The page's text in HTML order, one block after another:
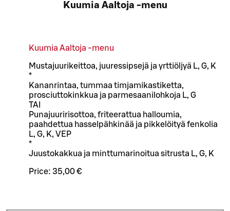
Kuumia Aaltoja -menu
Kuumia Aaltoja -menu
Mustajuurikeittoa, juuressipsejä ja yrttiöljyä L, G, K
*
Kananrintaa, tummaa timjamikastiketta,
prosciuttokinkkua ja parmesaanilohkoja L, G
TAI
Punajuuririsottoa, friteerattua halloumia,
paahdettua hasselpähkinää ja pikkelöityä fenkolia
L, G, K, VEP
*
Juustokakkua ja minttumarinoitua sitrusta L, G, K
Price: 35,00 €